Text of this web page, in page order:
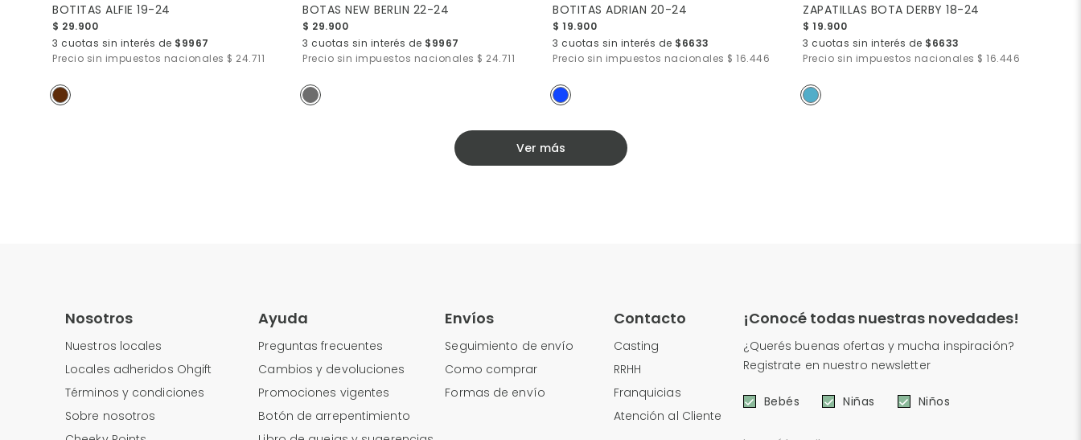
BOTITAS ALFIE 19-24
$ 29.900
3 cuotas sin interés de $9967
Precio sin impuestos nacionales $ 24.711
BOTAS NEW BERLIN 22-24
$ 29.900
3 cuotas sin interés de $9967
Precio sin impuestos nacionales $ 24.711
BOTITAS ADRIAN 20-24
$ 19.900
3 cuotas sin interés de $6633
Precio sin impuestos nacionales $ 16.446
ZAPATILLAS BOTA DERBY 18-24
$ 19.900
3 cuotas sin interés de $6633
Precio sin impuestos nacionales $ 16.446
Ver más
Nosotros
Nuestros locales
Locales adheridos Ohgift
Términos y condiciones
Sobre nosotros
Ayuda
Preguntas frecuentes
Cambios y devoluciones
Promociones vigentes
Botón de arrepentimiento
Envíos
Seguimiento de envío
Como comprar
Formas de envío
Contacto
Casting
RRHH
Franquicias
Atención al Cliente
¡Conocé todas nuestras novedades!
¿Querés buenas ofertas y mucha inspiración?
Registrate en nuestro newsletter
Bebés Niñas Niños